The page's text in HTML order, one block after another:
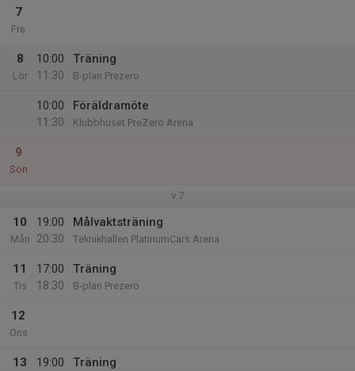
7
Fre
8
Lör
10:00
11:30
Träning
B-plan Prezero
10:00
11:30
Föräldramöte
Klubbhuset PreZero Arena
9
Sön
v.7
10
Mån
19:00
20:30
Målvaktsträning
Teknikhallen PlatinumCars Arena
11
Tis
17:00
18:30
Träning
B-plan Prezero
12
Ons
13
19:00
Träning